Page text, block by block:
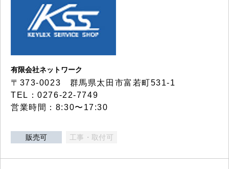
有限会社ネットワーク
〒373-0023 群馬県太田市富若町531-1
TEL：0276-22-7749
営業時間：8:30〜17:30
販売可 工事・取付可